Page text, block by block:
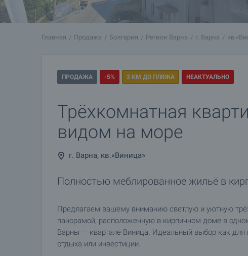
Главная Продажа Болгария Регион Варна г. Варна
ПРОДАЖА -5% 3 КМ ДО ПЛЯЖА НЕАКТУАЛЬНО
Трёхкомнатная
видом на море
г. Варна, кв.«Виница»
Полностью меблированное жильё в
Предлагаем вашему вниманию светлую и уютную
панорамой, расположенную в кирпичном доме в
Варны — квартале Виница. Идеальный выбор как для
отдыха или инвестиции.